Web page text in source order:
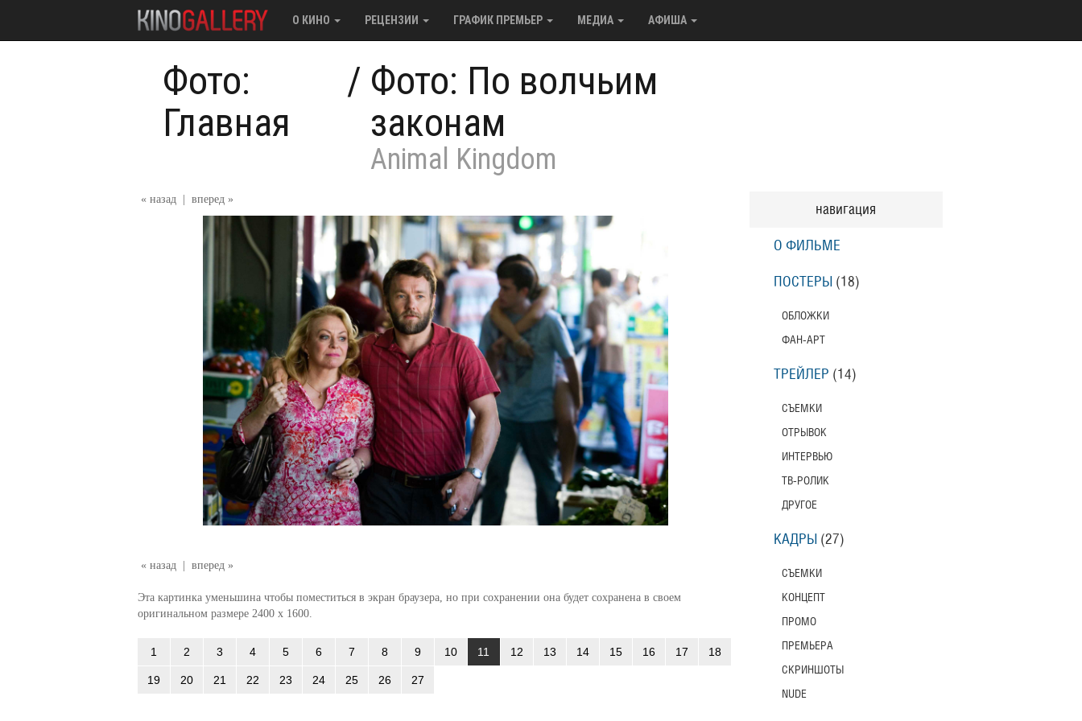
О КИНО РЕЦЕНЗИИ ГРАФИК ПРЕМЬЕР МЕДИА АФИША
Фото:
Главная
/ Фото: По волчьим
законам
Animal Kingdom
« назад вперед »
« назад вперед »
Эта картинка уменьшина чтобы поместиться в экран браузера, но при сохранении она будет сохранена в своем
оригинальном размере 2400 x 1600.
1 2 3 4 5 6 7 8 9 10 11 12 13 14 15 16 17 18
19 20 21 22 23 24 25 26 27
навигация
О ФИЛЬМЕ
ПОСТЕРЫ (18)
ОБЛОЖКИ
ФАН-АРТ
ТРЕЙЛЕР (14)
СЪЕМКИ
ОТРЫВОК
ИНТЕРВЬЮ
ТВ-РОЛИК
ДРУГОЕ
КАДРЫ (27)
СЪЕМКИ
КОНЦЕПТ
ПРОМО
ПРЕМЬЕРА
СКРИНШОТЫ
NUDE